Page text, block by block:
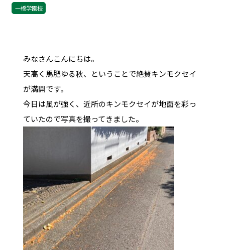
一橋学園校
みなさんこんにちは。
天高く馬肥ゆる秋、ということで絶賛キンモクセイ
が満開です。
今日は風が強く、近所のキンモクセイが地面を彩っ
ていたので写真を撮ってきました。